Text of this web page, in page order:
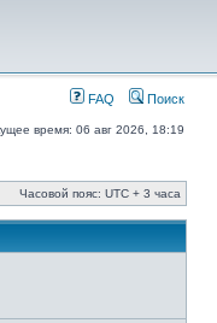
FAQ Поиск
время: 06 авг 2026, 18:19
Часовой пояс: UTC + 3 часа